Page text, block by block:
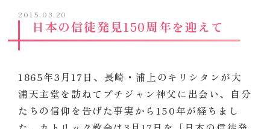
2015.03.20
日本の信徒発見150周年を迎えて
1865年3月17日、長崎・浦上のキリシタンが大
浦天主堂を訪ねてプチジャン神父に出会い、自分
たちの信仰を告げた事実から150年が経ちまし